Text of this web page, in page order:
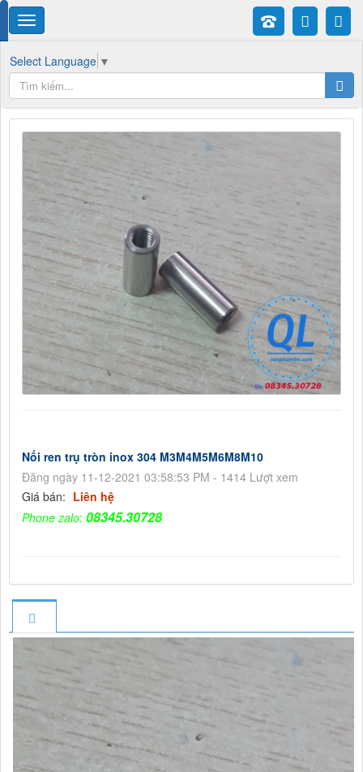
Select Language ▼
Nối ren trụ tròn inox 304 M3M4M5M6M8M10
Đăng ngày 11-12-2021 03:58:53 PM - 1414 Lượt xem
Giá bán: Liên hệ
Phone zalo: 08345.30728